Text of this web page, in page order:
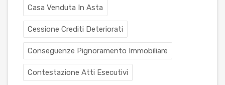
Casa Venduta In Asta
Cessione Crediti Deteriorati
Conseguenze Pignoramento Immobiliare
Contestazione Atti Esecutivi